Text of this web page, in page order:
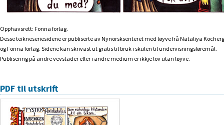
Opphavsrett: Fonna forlag.
Desse teikneseriesidene er publiserte av Nynorsksenteret med løyve frå Nataliya
og Fonna forlag. Sidene kan skrivast ut gratis til bruk i skulen til undervisningsføremål.
Publisering på andre vevstader eller i andre medium er ikkje lov utan løyve.
PDF til utskrift